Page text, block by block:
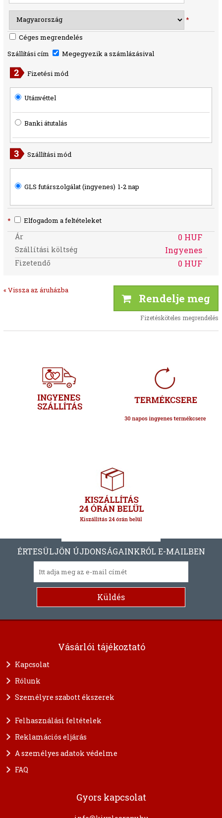
*
Céges megrendelés
Szállítási cím
Megegyezik a számlázásival
Fizetési mód
Utánvéttel
Banki átutalás
Szállítási mód
GLS futárszolgálat (ingyenes) 1-2 nap
* Elfogadom a feltételeket
Ár 0 HUF
Szállítási költség Ingyenes
Fizetendő 0 HUF
« Vissza az áruházba
Rendelje meg
Fizetésköteles megrendelés
ÉRTESÜLJÖN ÚJDONSÁGAINKRÓL E-MAILBEN
Vásárlói tájékoztató
Kapcsolat
Rólunk
Személyre szabott ékszerek
Felhasználási feltételek
Reklamációs eljárás
A személyes adatok védelme
FAQ
Gyors kapcsolat